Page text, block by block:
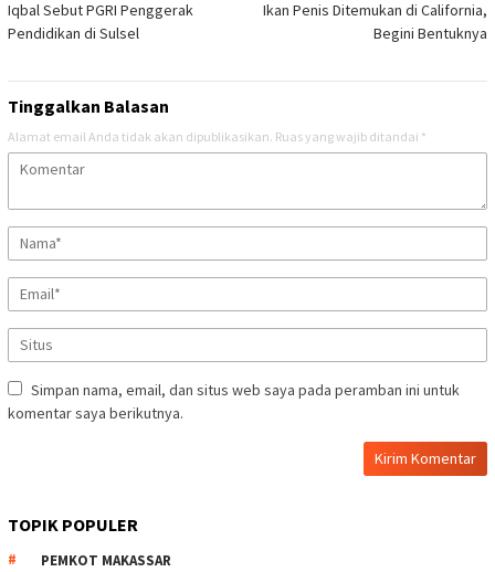
pos
Iqbal Sebut PGRI Penggerak
Pendidikan di Sulsel
Ikan Penis Ditemukan di California,
Begini Bentuknya
Tinggalkan Balasan
Alamat email Anda tidak akan dipublikasikan. Ruas yang wajib ditandai *
Simpan nama, email, dan situs web saya pada peramban ini untuk
komentar saya berikutnya.
TOPIK POPULER
PEMKOT MAKASSAR